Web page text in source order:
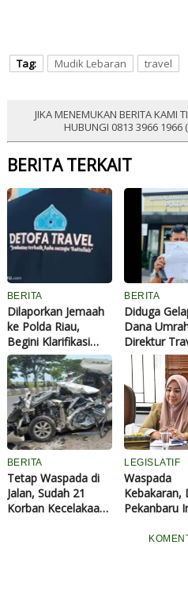
Tag: Mudik Lebaran travel
JIKA MENEMUKAN BERITA KAMI
HUBUNGI 0813 3966
BERITA TERKAIT
BERITA
Dilaporkan Jemaah
ke Polda Riau,
Begini Klarifikasi
Travel Umrah
Detofa
BERITA
Diduga
Dana
Direktur
Dilaporkan
Riau
BERITA
Tetap Waspada di
Jalan, Sudah 21
Korban Kecelakaan
LEGISLATIF
Waspada
Kebakaran,
Pekanbaru
Rumah